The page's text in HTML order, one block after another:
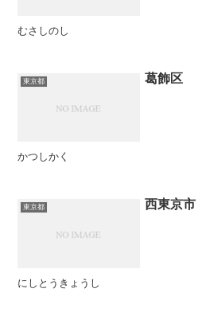
むさしのし
東京都 葛飾区
かつしかく
東京都 西東京市
にしとうきょうし